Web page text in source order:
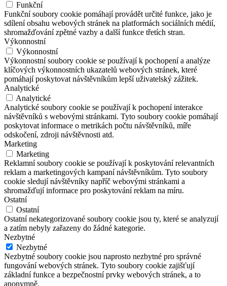
Funkční
Funkční soubory cookie pomáhají provádět určité funkce, jako je
sdílení obsahu webových stránek na platformách sociálních médií,
shromažďování zpětné vazby a další funkce třetích stran.
Výkonnostní
Výkonnostní
Výkonnostní soubory cookie se používají k pochopení a analýze
klíčových výkonnostních ukazatelů webových stránek, které
pomáhají poskytovat návštěvníkům lepší uživatelský zážitek.
Analytické
Analytické
Analytické soubory cookie se používají k pochopení interakce
návštěvníků s webovými stránkami. Tyto soubory cookie pomáhají
poskytovat informace o metrikách počtu návštěvníků, míře
odskočení, zdroji návštěvnosti atd.
Marketing
Marketing
Reklamní soubory cookie se používají k poskytování relevantních
reklam a marketingových kampaní návštěvníkům. Tyto soubory
cookie sledují návštěvníky napříč webovými stránkami a
shromažďují informace pro poskytování reklam na míru.
Ostatní
Ostatní
Ostatní nekategorizované soubory cookie jsou ty, které se analyzují
a zatím nebyly zařazeny do žádné kategorie.
Nezbytné
Nezbytné
Nezbytné soubory cookie jsou naprosto nezbytné pro správné
fungování webových stránek. Tyto soubory cookie zajišťují
základní funkce a bezpečnostní prvky webových stránek, a to
anonymně.